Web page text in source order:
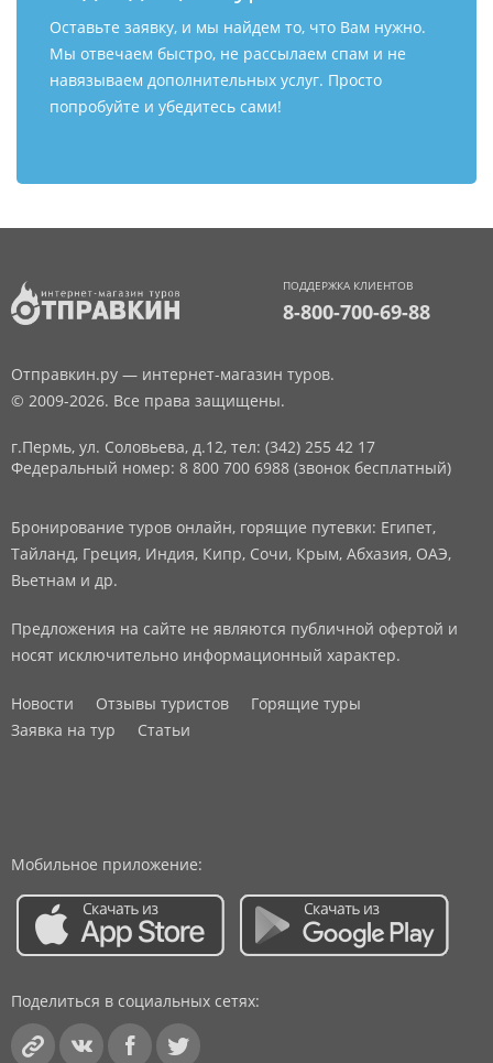
Оставьте заявку, и мы найдем то, что Вам нужно.
Мы отвечаем быстро, не рассылаем спам и не
навязываем дополнительных услуг. Просто
попробуйте и убедитесь сами!
ПОДДЕРЖКА КЛИЕНТОВ
8-800-700-69-88
Отправкин.ру — интернет-магазин туров.
© 2009-2026. Все права защищены.
г.Пермь, ул. Соловьева, д.12, тел: (342) 255 42 17
Федеральный номер: 8 800 700 6988 (звонок бесплатный)
Бронирование туров онлайн, горящие путевки: Египет,
Тайланд, Греция, Индия, Кипр, Сочи, Крым, Абхазия, ОАЭ,
Вьетнам и др.
Предложения на сайте не являются публичной офертой и
носят исключительно информационный характер.
Новости Отзывы туристов
Горящие туры
Заявка на тур
Статьи
Мобильное приложение:
Поделиться в социальных сетях: